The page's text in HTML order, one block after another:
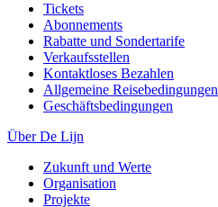
Tickets
Abonnements
Rabatte und Sondertarife
Verkaufsstellen
Kontaktloses Bezahlen
Allgemeine Reisebedingungen
Geschäftsbedingungen
Über De Lijn
Zukunft und Werte
Organisation
Projekte